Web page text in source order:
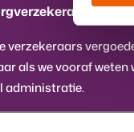
verzekeraars
als we vooraf
administratie.